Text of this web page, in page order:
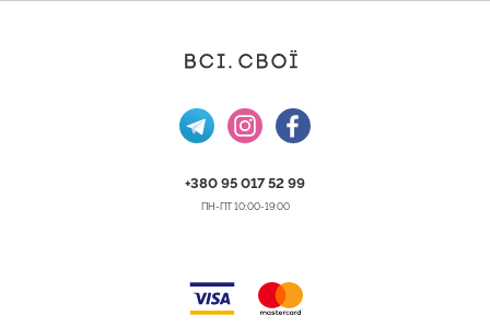
+380 95 017 52 99
ПН-ПТ 10:00-19:00